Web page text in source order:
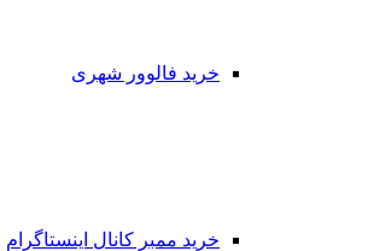
خرید فالوور شهری
خرید ممبر کانال اینستاگرام